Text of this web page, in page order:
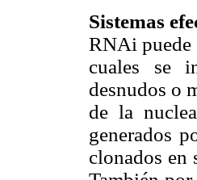
Sistemas
RNAi puede
cuales se
desnudos o
de la
generados
clonados en